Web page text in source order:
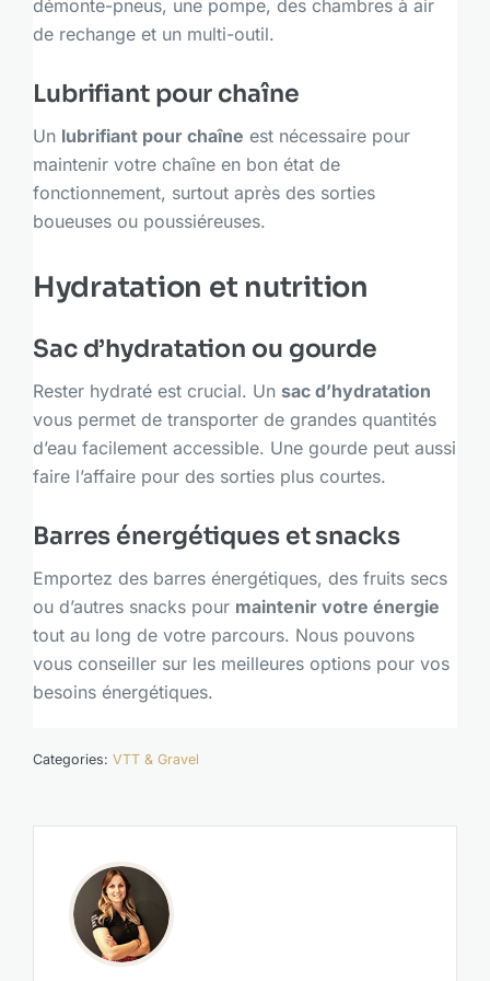
démonte-pneus, une pompe, des chambres à air
de rechange et un multi-outil.
Lubrifiant pour chaîne
Un lubrifiant pour chaîne est nécessaire pour
maintenir votre chaîne en bon état de
fonctionnement, surtout après des sorties
boueuses ou poussiéreuses.
Hydratation et nutrition
Sac d’hydratation ou gourde
Rester hydraté est crucial. Un sac d’hydratation
vous permet de transporter de grandes quantités
d’eau facilement accessible. Une gourde peut aussi
faire l’affaire pour des sorties plus courtes.
Barres énergétiques et snacks
Emportez des barres énergétiques, des fruits secs
ou d’autres snacks pour maintenir votre énergie
tout au long de votre parcours. Nous pouvons
vous conseiller sur les meilleures options pour vos
besoins énergétiques.
Categories: VTT & Gravel